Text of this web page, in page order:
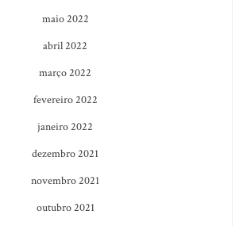
maio 2022
abril 2022
março 2022
fevereiro 2022
janeiro 2022
dezembro 2021
novembro 2021
outubro 2021